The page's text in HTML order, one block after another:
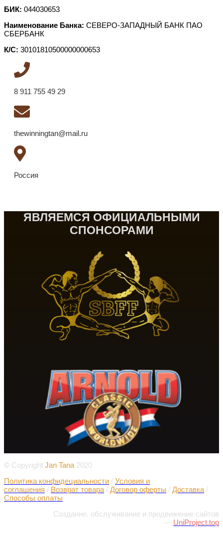
БИК: 044030653
Наименование Банка: СЕВЕРО-ЗАПАДНЫЙ БАНК ПАО
СБЕРБАНК
К/С: 30101810500000000653
8 911 755 49 29
thewinningtan@mail.ru
Россия
ЯВЛЯЕМСЯ ОФИЦИАЛЬНЫМИ
СПОНСОРАМИ
© Copyright Jan Tana 2020
Политика конфидециальности / Условия и
соглашения / Возврат товара / Договор оферты / Доставка /
Способы оплаты
Создание, обслуживание и продвижение сайтов
— UniProject.top